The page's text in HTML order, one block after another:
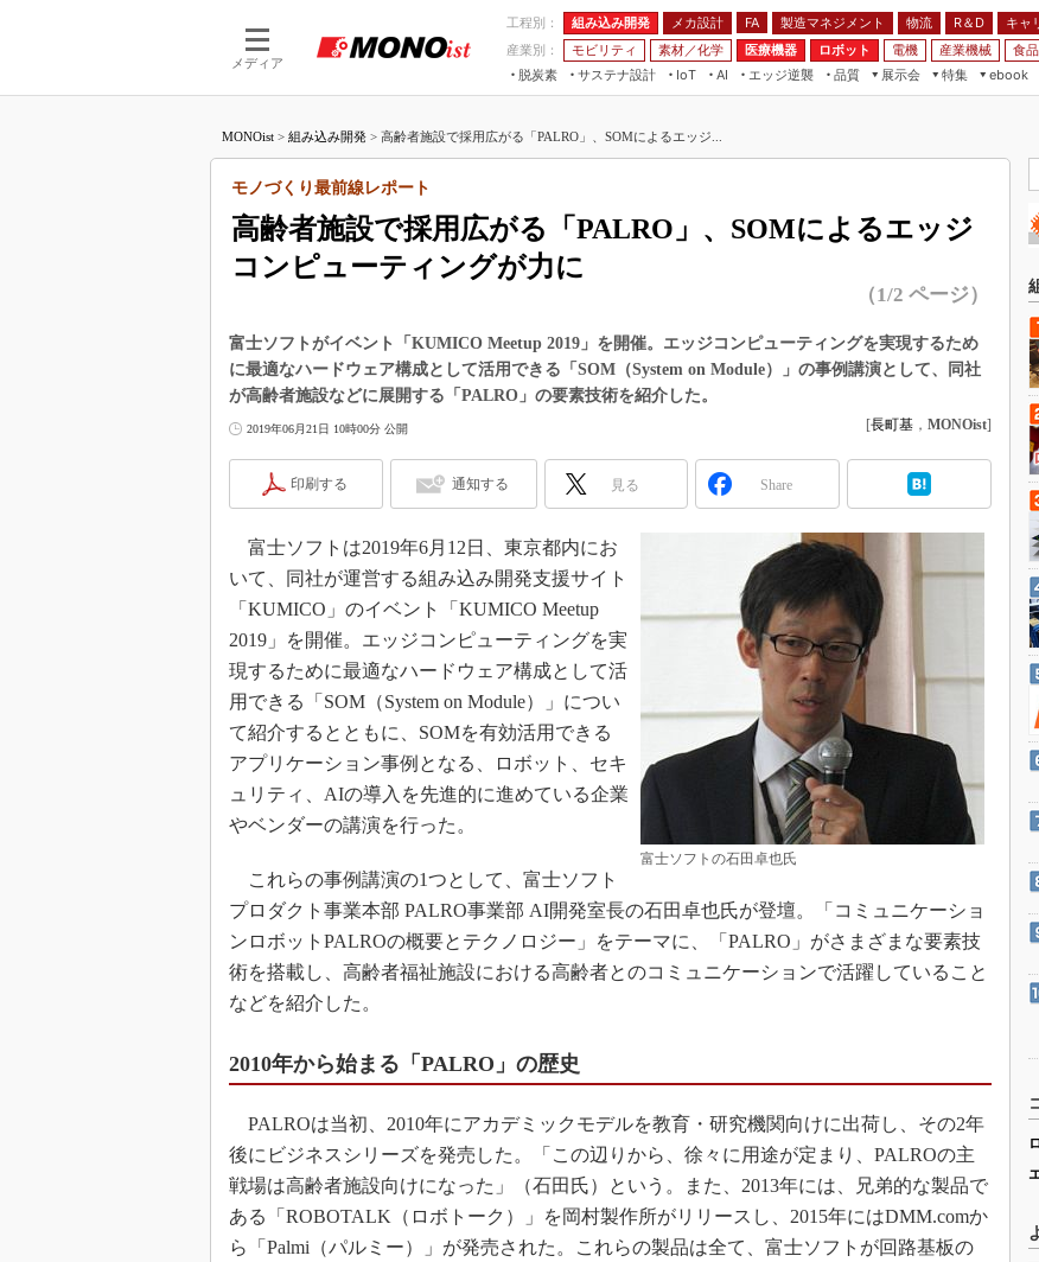
メディア
工程別： 組み込み開発 メカ設計 FA 製造マネジメント 物流 R＆D
キャ
産業別：
モビリティ 素材／化学 医療機器 ロボット 電機 産業機械 食
脱炭素
サステナ設計
IoT
つながる工場
AI
AI×設備保全
エッジ逆襲 品質
展示会
JIMTOF
IIFES
TECHNO-FRONTIER
人テク展
日本ものづくりワールド
産業オープンネット展
特集
つながるクルマ
デジタルツインとCAE
S＆OP
インダストリー4.0
イノベーション
製造業ビッグデータ
メイドインジャパン
知財マネジメント
海外生産
グローバル設計・開発
制御セキュリティ
新型コロナへの対応
ebook
MONOist > 組み込み開発 > 高齢者施設で採用広がる「PALRO」、SOMによるエッジ...
高齢者施設で採用広がる「PALRO」、SOMによるエッジ
コンピューティングが力に
モノづくり最前線レポート
（1/2 ページ）
富士ソフトがイベント「KUMICO Meetup 2019」を開催。エッジコンピューティングを実現するため
に最適なハードウェア構成として活用できる「SOM（System on Module）」の事例講演として、同社
が高齢者施設などに展開する「PALRO」の要素技術を紹介した。
2019年06月21日 10時00分 公開 [長町基 ， MONOist]
印刷する 通知する 見る Share
富士ソフトの石田卓也氏
富士ソフトは2019年6月12日、東京都内にお
いて、同社が運営する組み込み開発支援サイト
「KUMICO」のイベント「KUMICO Meetup
2019」を開催。エッジコンピューティングを実
現するために最適なハードウェア構成として活
用できる「SOM（System on Module）」につい
て紹介するとともに、SOMを有効活用できる
アプリケーション事例となる、ロボット、セキ
ュリティ、AIの導入を先進的に進めている企業
やベンダーの講演を行った。
これらの事例講演の1つとして、富士ソフト
プロダクト事業本部 PALRO事業部 AI開発室長の石田卓也氏が登壇。「コミュニケーショ
ンロボットPALROの概要とテクノロジー」をテーマに、「PALRO」がさまざまな要素技
術を搭載し、高齢者福祉施設における高齢者とのコミュニケーションで活躍していること
などを紹介した。
2010年から始まる「PALRO」の歴史
PALROは当初、2010年にアカデミックモデルを教育・研究機関向けに出荷し、その2年
後にビジネスシリーズを発売した。「この辺りから、徐々に用途が定まり、PALROの主
戦場は高齢者施設向けになった」（石田氏）という。また、2013年には、兄弟的な製品で
ある「ROBOTALK（ロボトーク）」を岡村製作所がリリースし、2015年にはDMM.comか
ら「Palmi（パルミー）」が発売された。これらの製品は全て、富士ソフトが回路基板の